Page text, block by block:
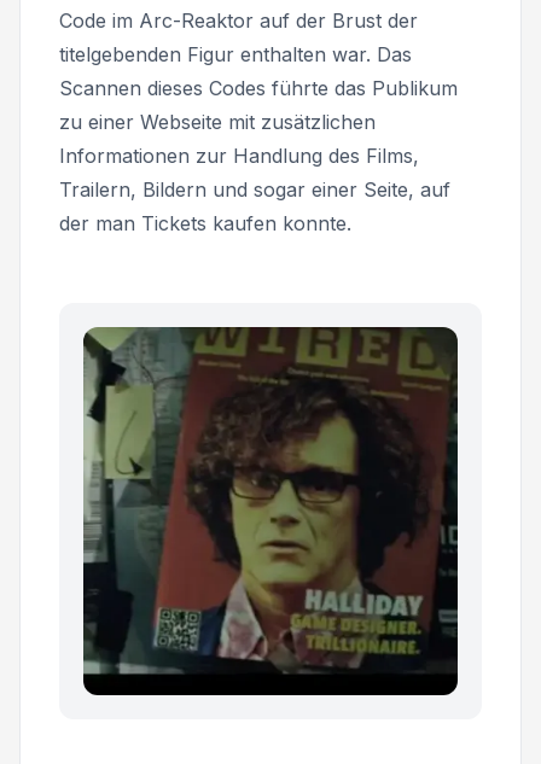
Code im Arc-Reaktor auf der Brust der
titelgebenden Figur enthalten war. Das
Scannen dieses Codes führte das Publikum
zu einer Webseite mit zusätzlichen
Informationen zur Handlung des Films,
Trailern, Bildern und sogar einer Seite, auf
der man Tickets kaufen konnte.